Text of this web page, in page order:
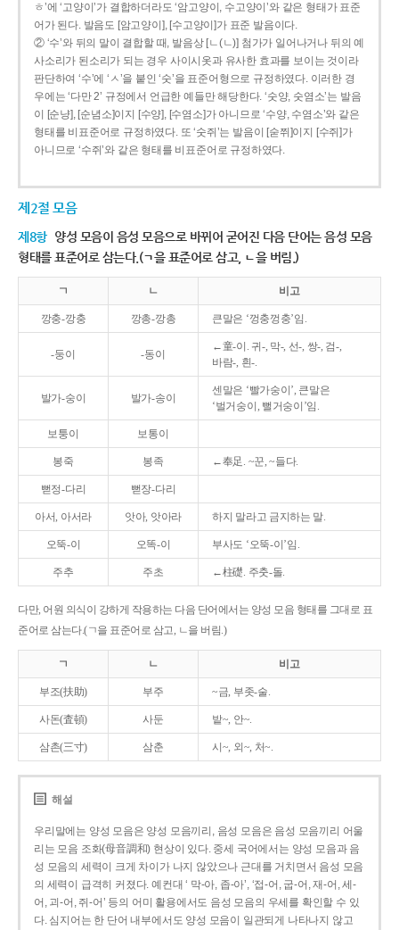
ㅎ’에 ‘고양이’가 결합하더라도 ‘암고양이, 수고양이’와 같은 형태가 표준
어가 된다. 발음도 [암고양이], [수고양이]가 표준 발음이다.
② ‘수’와 뒤의 말이 결합할 때, 발음상 [ㄴ(ㄴ)] 첨가가 일어나거나 뒤의 예
사소리가 된소리가 되는 경우 사이시옷과 유사한 효과를 보이는 것이라
판단하여 ‘수’에 ‘ㅅ’을 붙인 ‘숫’을 표준어형으로 규정하였다. 이러한 경
우에는 ‘다만 2’ 규정에서 언급한 예들만 해당한다. ‘숫양, 숫염소’는 발음
이 [순냥], [순념소]이지 [수양], [수염소]가 아니므로 ‘수양, 수염소’와 같은
형태를 비표준어로 규정하였다. 또 ‘숫쥐’는 발음이 [숟쮜]이지 [수쥐]가
아니므로 ‘수쥐’와 같은 형태를 비표준어로 규정하였다.
제2절 모음
제8항 양성 모음이 음성 모음으로 바뀌어 굳어진 다음 단어는 음성 모음
형태를 표준어로 삼는다.(ㄱ을 표준어로 삼고, ㄴ을 버림.)
ㄱ ㄴ 비고
깡충-깡충 깡총-깡총 큰말은 ‘껑충껑충’임.
-둥이 -동이
←童-이. 귀-, 막-, 선-, 쌍-, 검-,
바람-, 흰-.
발가-숭이 발가-송이
센말은 ‘빨가숭이’, 큰말은
‘벌거숭이, 뻘거숭이’임.
보퉁이 보통이
봉죽 봉족 ←奉足. ~꾼, ~들다.
뻗정-다리 뻗장-다리
아서, 아서라 앗아, 앗아라 하지 말라고 금지하는 말.
오뚝-이 오똑-이 부사도 ‘오뚝-이’임.
주추 주초 ←柱礎. 주춧-돌.
다만, 어원 의식이 강하게 작용하는 다음 단어에서는 양성 모음 형태를 그대로 표
준어로 삼는다.(ㄱ을 표준어로 삼고, ㄴ을 버림.)
ㄱ ㄴ 비고
부조(扶助) 부주 ~금, 부좃-술.
사돈(査頓) 사둔 밭~, 안~.
삼촌(三寸) 삼춘 시~, 외~, 처~.
해설
우리말에는 양성 모음은 양성 모음끼리, 음성 모음은 음성 모음끼리 어울
리는 모음 조화(母音調和) 현상이 있다. 중세 국어에서는 양성 모음과 음
성 모음의 세력이 크게 차이가 나지 않았으나 근대를 거치면서 음성 모음
의 세력이 급격히 커졌다. 예컨대 ‘ 막-아, 좁-아’, ‘접-어, 굽-어, 재-어, 세-
어, 괴-어, 쥐-어’ 등의 어미 활용에서도 음성 모음의 우세를 확인할 수 있
다. 심지어는 한 단어 내부에서도 양성 모음이 일관되게 나타나지 않고